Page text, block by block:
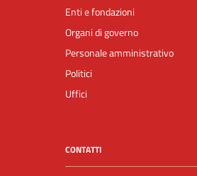
Enti e fondazioni
Organi di governo
Personale amministrativo
Politici
Uffici
CONTATTI